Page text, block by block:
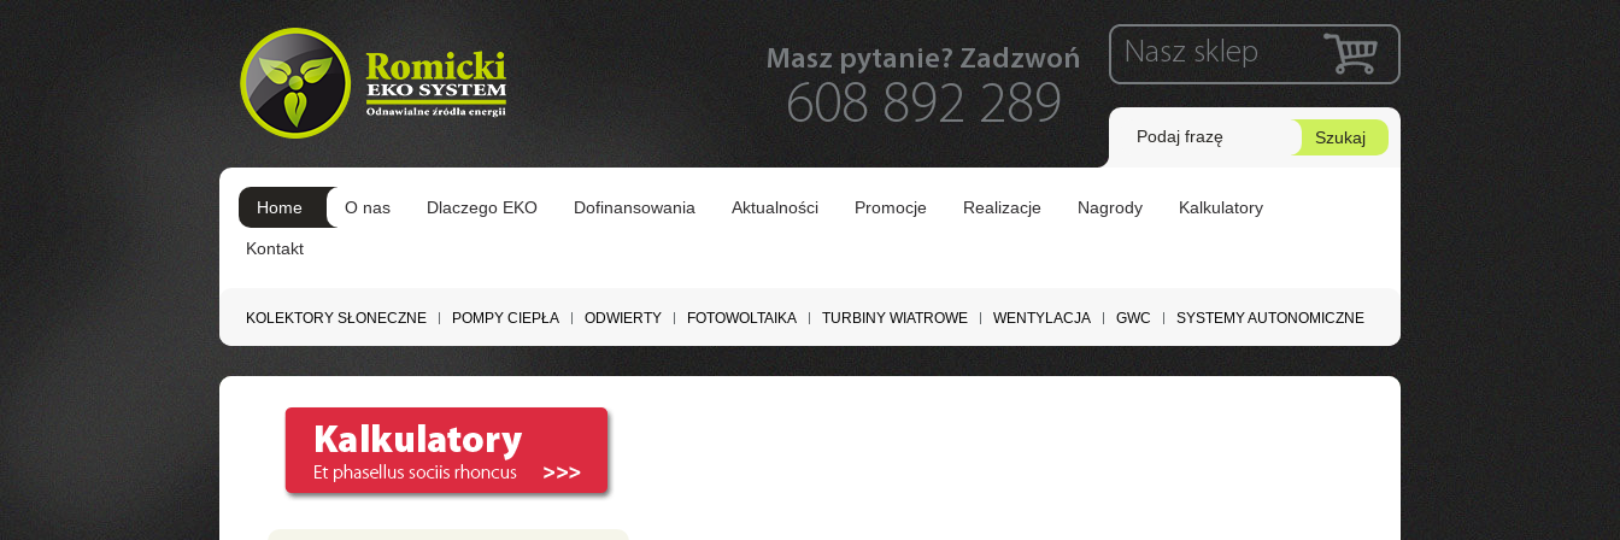
Nasz sklep
Masz pytanie? Zadzwoń
608 892 289
Home O nas Dlaczego EKO Dofinansowania Aktualności Promocje Realizacje Nagrody Kalkulatory
Kontakt
KOLEKTORY SŁONECZNE POMPY CIEPŁA ODWIERTY FOTOWOLTAIKA TURBINY WIATROWE WENTYLACJA GWC SYSTEMY AUTONOMICZNE